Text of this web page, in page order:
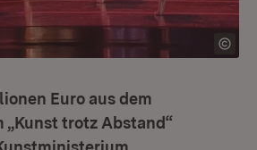
Euro aus dem
„Kunst trotz Abstand“